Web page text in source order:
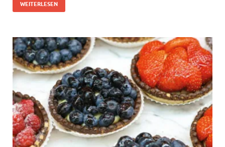
WEITERLESEN